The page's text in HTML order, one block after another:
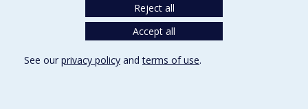
Reject all
Accept all
See our privacy policy andterms of use.